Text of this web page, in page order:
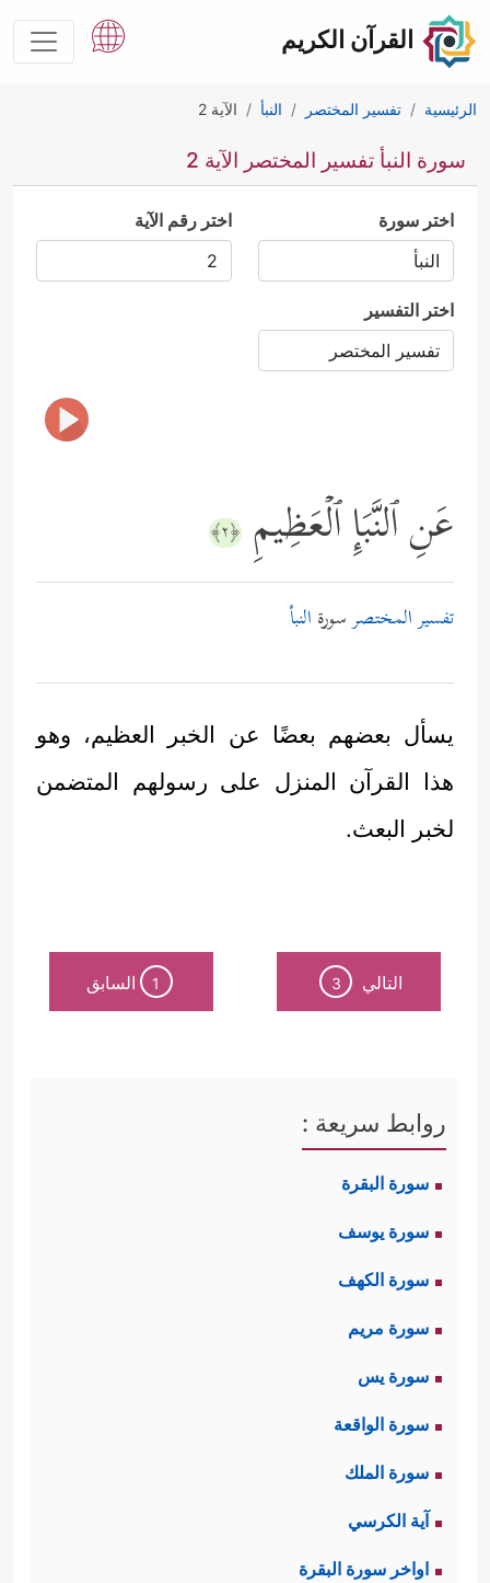
القرآن الكريم
الرئيسية تفسير المختصر النبأ الآية 2
سورة النبأ تفسير المختصر الآية 2
اختر سورة اختر رقم الآية
اختر التفسير
عَنِ ٱلنَّبَإِ ٱلۡعَظِیمِ ﴿٢﴾
تفسير المختصرسورة النبأ
يسأل بعضهم بعضًا عن الخبر العظيم، وهو
هذا القرآن المنزل على رسولهم المتضمن
لخبر البعث.
التالي 3
1 السابق
روابط سريعة :
سورة البقرة
سورة يوسف
سورة الكهف
سورة مريم
سورة يس
سورة الواقعة
سورة الملك
آية الكرسي
اواخر سورة البقرة